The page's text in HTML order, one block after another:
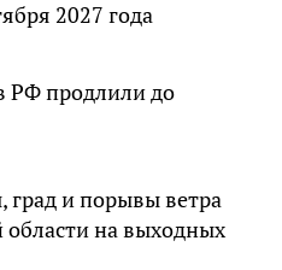
2027 года
РФ продлили до
и порывы ветра
на выходных